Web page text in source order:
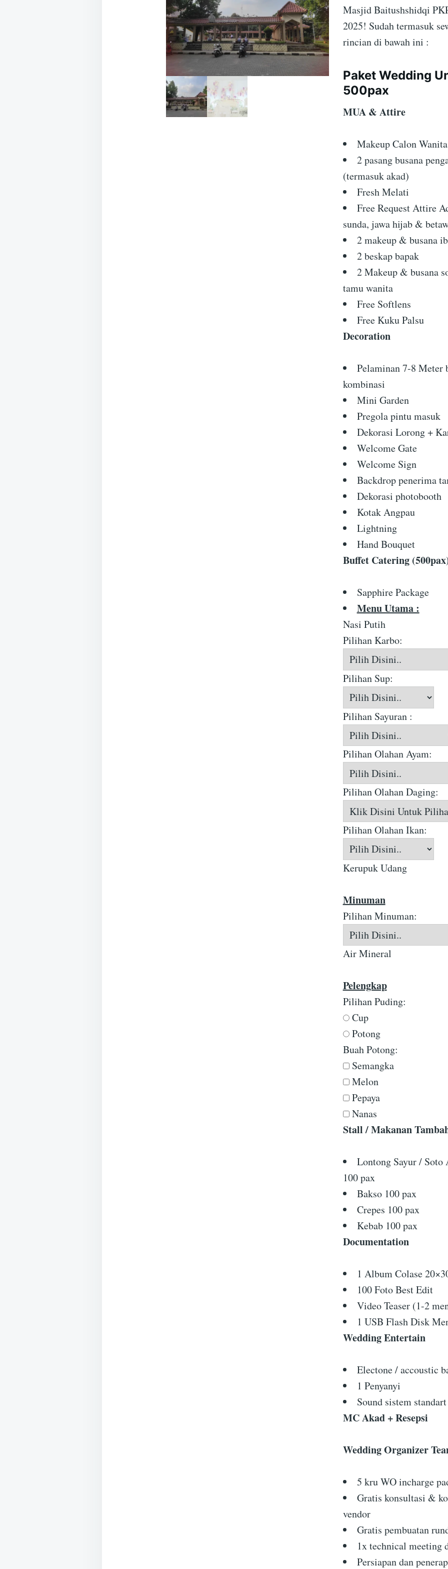
Masjid Baitushshidqi
2025! Sudah termasuk
rincian di bawah ini :
Paket Wedding
500pax
MUA & Attire
Makeup Calon
2 pasang busana
(termasuk akad)
Fresh Melati
Free Request Attire
sunda, jawa hijab &
2 makeup & busana
2 beskap bapak
2 Makeup & busana
tamu wanita
Free Softlens
Free Kuku Palsu
Decoration
Pelaminan 7-8 Meter
kombinasi
Mini Garden
Pregola pintu masuk
Dekorasi Lorong +
Welcome Gate
Welcome Sign
Backdrop penerima
Dekorasi photobooth
Kotak Angpau
Lightning
Hand Bouquet
Buffet Catering
Sapphire Package
Menu Utama :
Nasi Putih
Pilihan Karbo:
Pilihan Sup:
Pilihan Sayuran :
Pilihan Olahan Ayam:
Pilihan Olahan Daging:
Pilihan Olahan Ikan:
Kerupuk Udang
Minuman
Pilihan Minuman:
Air Mineral
Pelengkap
Pilihan Puding:
Cup
Potong
Buah Potong:
Semangka
Melon
Pepaya
Nanas
Stall / Makanan
Lontong Sayur / Soto
100 pax
Bakso 100 pax
Crepes 100 pax
Kebab 100 pax
Documentation
1 Album Colase
100 Foto Best Edit
Video Teaser (1-2
1 USB Flash Disk
Wedding Entertain
Electone / accoustic
1 Penyanyi
Sound sistem standart
MC Akad + Resepsi
Wedding Organizer
5 kru WO incharge
Gratis konsultasi &
vendor
Gratis pembuatan
1x technical meeting
Persiapan dan